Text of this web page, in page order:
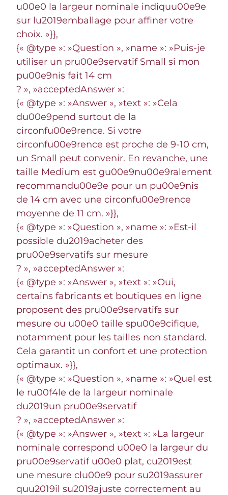
u00e0 la largeur nominale indiquu00e9e
sur lu2019emballage pour affiner votre
choix. »}},
{« @type »: »Question », »name »: »Puis-je
utiliser un pru00e9servatif Small si mon
pu00e9nis fait 14 cm
? », »acceptedAnswer »:
{« @type »: »Answer », »text »: »Cela
du00e9pend surtout de la
circonfu00e9rence. Si votre
circonfu00e9rence est proche de 9-10 cm,
un Small peut convenir. En revanche, une
taille Medium est gu00e9nu00e9ralement
recommandu00e9e pour un pu00e9nis
de 14 cm avec une circonfu00e9rence
moyenne de 11 cm. »}},
{« @type »: »Question », »name »: »Est-il
possible du2019acheter des
pru00e9servatifs sur mesure
? », »acceptedAnswer »:
{« @type »: »Answer », »text »: »Oui,
certains fabricants et boutiques en ligne
proposent des pru00e9servatifs sur
mesure ou u00e0 taille spu00e9cifique,
notamment pour les tailles non standard.
Cela garantit un confort et une protection
optimaux. »}},
{« @type »: »Question », »name »: »Quel est
le ru00f4le de la largeur nominale
du2019un pru00e9servatif
? », »acceptedAnswer »:
{« @type »: »Answer », »text »: »La largeur
nominale correspond u00e0 la largeur du
pru00e9servatif u00e0 plat, cu2019est
une mesure clu00e9 pour su2019assurer
quu2019il su2019ajuste correctement au